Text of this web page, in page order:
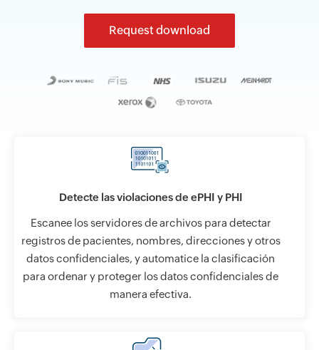
Request download
Detecte las violaciones de ePHI y PHI
Escanee los servidores de archivos para detectar
registros de pacientes, nombres, direcciones y otros
datos confidenciales, y automatice la clasificación
para ordenar y proteger los datos confidenciales de
manera efectiva.